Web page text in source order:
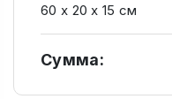
60 х 20 х 15 см
Сумма: